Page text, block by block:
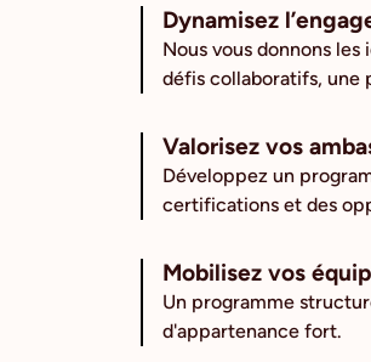
Dynamisez
Nous vous donnons
défis collaboratifs, une
Valorisez vos
Développez un
certifications et des
Mobilisez vos
Un programme
d'appartenance fort.